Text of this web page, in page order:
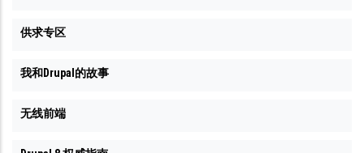
供求专区
我和Drupal的故事
无线前端